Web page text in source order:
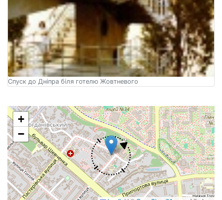
Спуск до Дніпра біля готелю Жовтневого
+
−